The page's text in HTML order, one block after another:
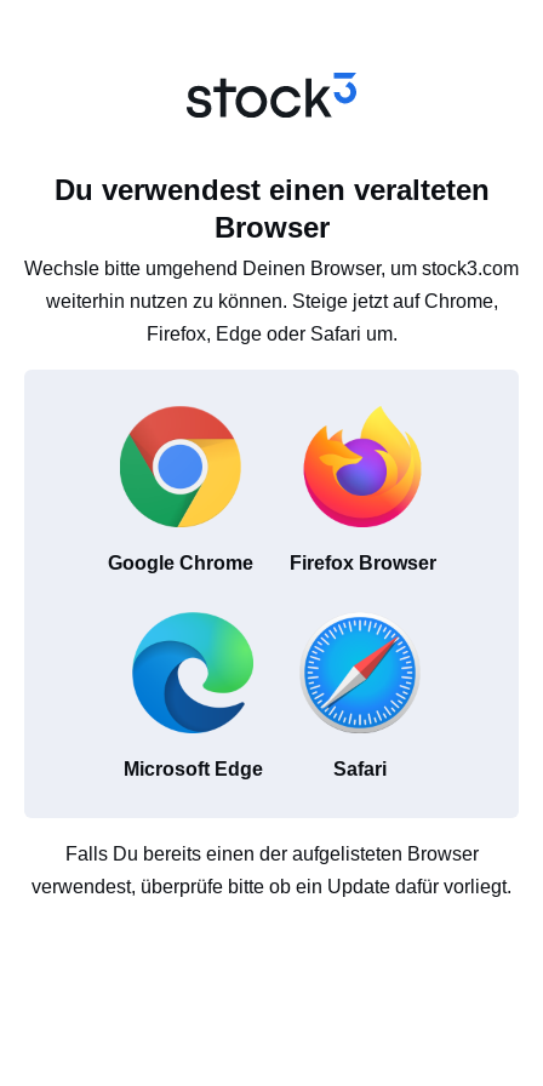
Du verwendest einen veralteten
Browser
Wechsle bitte umgehend Deinen Browser, um stock3.com
weiterhin nutzen zu können. Steige jetzt auf Chrome,
Firefox, Edge oder Safari um.
Google Chrome Firefox Browser
Microsoft Edge Safari
Falls Du bereits einen der aufgelisteten Browser
verwendest, überprüfe bitte ob ein Update dafür vorliegt.